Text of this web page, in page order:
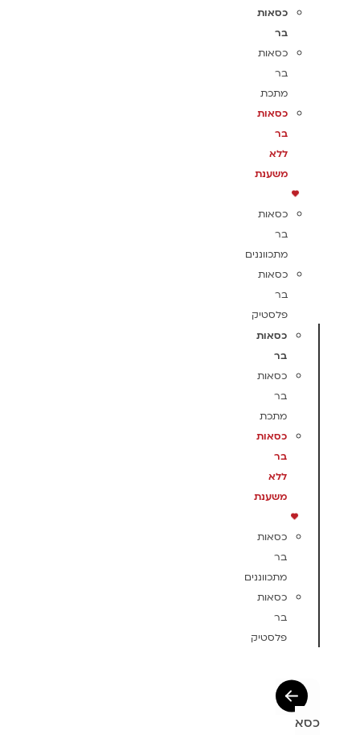
כסאות
בר
כסאות
בר
מתכת
כסאות
בר
ללא
משענת
כסאות
בר
מתכווננים
כסאות
בר
פלסטיק
כסאות
בר
כסאות
בר
מתכת
כסאות
בר
ללא
משענת
כסאות
בר
מתכווננים
כסאות
בר
פלסטיק
כסא